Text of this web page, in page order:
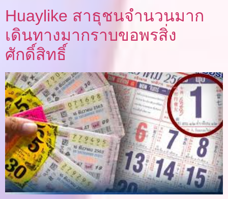
Huaylike สาธุชนจำนวนมาก
เดินทางมากราบขอพรสิ่ง
ศักดิ์สิทธิ์